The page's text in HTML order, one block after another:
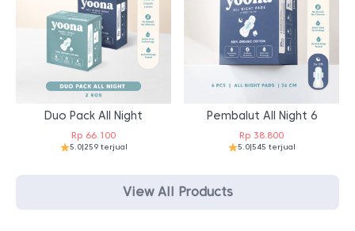
Duo Pack All Night
Rp 66.100
5.0|259 terjual
Pembalut All Night 6
Rp 38.800
5.0|545 terjual
View All Products